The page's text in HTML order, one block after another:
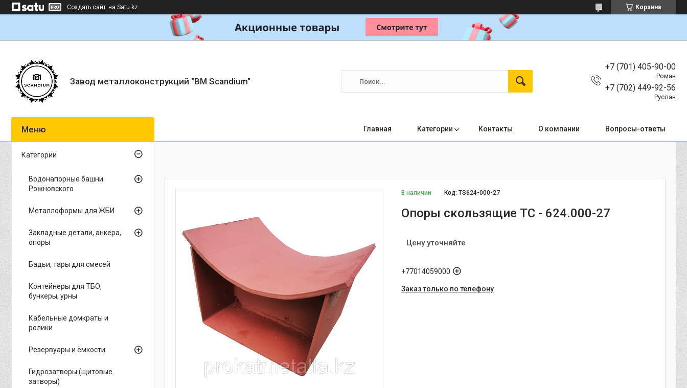
Создать сайт на Satu.kz Корзина
Завод металлоконструкций "BM Scandium"
+7 (701) 405-90-00
Роман
+7 (702) 449-92-56
Руслан
Главная Категории Контакты О компании Вопросы-ответы
В наличии Код:TS624-000-27
Опоры скользящие ТС - 624.000-27
Цену уточняйте
+77014059000
Заказ только по телефону
Категории
Водонапорные башни
Рожновского
Металлоформы для ЖБИ
Закладные детали, анкера,
опоры
Бадьи, тары для смесей
Контейнеры для ТБО,
бункеры, урны
Кабельные домкраты и
ролики
Резервуары и ёмкости
Гидрозатворы (щитовые
затворы)